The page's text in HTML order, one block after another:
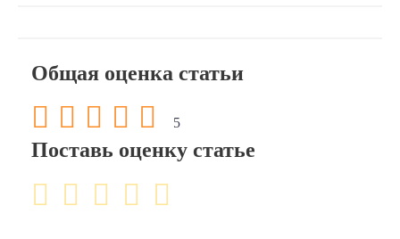
Общая оценка статьи
5
Поставь оценку статье